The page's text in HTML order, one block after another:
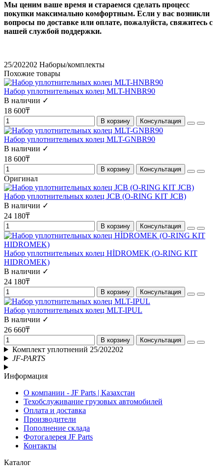
Мы ценим ваше время и стараемся сделать процесс
покупки максимально комфортным. Если у вас возникли
вопросы по доставке или оплате, пожалуйста, свяжитесь с
нашей службой поддержки.
25/202202 Наборы/комплекты
Похожие товары
Набор уплотнительных колец MLT-HNBR90
В наличии ✓
18 600₸
В корзину Консультация
Набор уплотнительных колец MLT-GNBR90
В наличии ✓
18 600₸
В корзину Консультация
Оригинал
Набор уплотнительных колец JCB (O-RING KIT JCB)
В наличии ✓
24 180₸
В корзину Консультация
Набор уплотнительных колец HİDROMEK (O-RING KIT
HIDROMEK)
В наличии ✓
24 180₸
В корзину Консультация
Набор уплотнительных колец MLT-IPUL
В наличии ✓
26 660₸
В корзину Консультация
Комплект уплотнений 25/202202
JF-PARTS
Информация
О компании - JF Parts | Казахстан
Техобслуживание грузовых автомобилей
Оплата и доставка
Производители
Пополнение склада
Фотогалерея JF Parts
Контакты
Каталог